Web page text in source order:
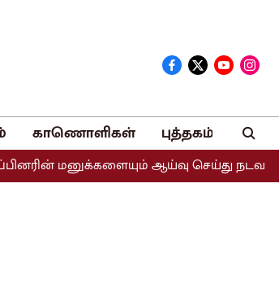
காணொளிகள் புத்தகம்
மனுக்களையும் ஆய்வு செய்து நடவடிக்கை